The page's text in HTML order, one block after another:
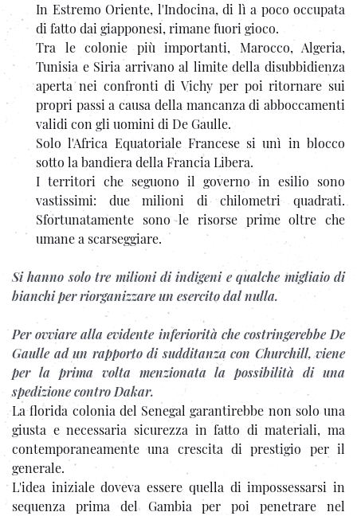
In Estremo Oriente, l'Indocina, di lì a poco occupata
di fatto dai giapponesi, rimane fuori gioco.
Tra le colonie più importanti, Marocco, Algeria,
Tunisia e Siria arrivano al limite della disubbidienza
aperta nei confronti di Vichy per poi ritornare sui
propri passi a causa della mancanza di abboccamenti
validi con gli uomini di De Gaulle.
Solo l'Africa Equatoriale Francese si unì in blocco
sotto la bandiera della Francia Libera.
I territori che seguono il governo in esilio sono
vastissimi: due milioni di chilometri quadrati.
Sfortunatamente sono le risorse prime oltre che
umane a scarseggiare.
Si hanno solo tre milioni di indigeni e qualche migliaio di
bianchi per riorganizzare un esercito dal nulla.
Per ovviare alla evidente inferiorità che costringerebbe De
Gaulle ad un rapporto di sudditanza con Churchill, viene
per la prima volta menzionata la possibilità di una
spedizione contro Dakar.
La florida colonia del Senegal garantirebbe non solo una
giusta e necessaria sicurezza in fatto di materiali, ma
contemporaneamente una crescita di prestigio per il
generale.
L'idea iniziale doveva essere quella di impossessarsi in
sequenza prima del Gambia per poi penetrare nel